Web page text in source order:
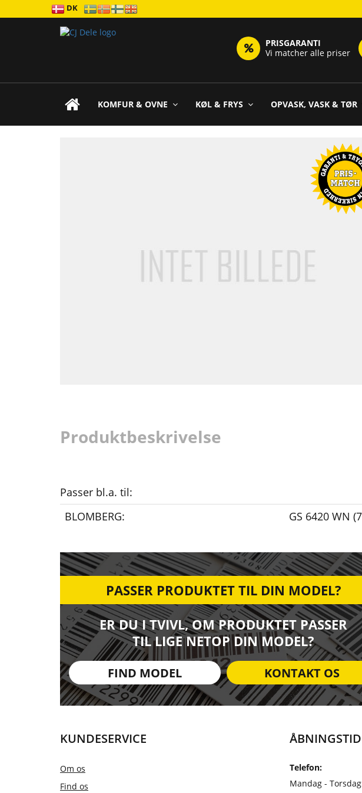
DK
PRISGARANTI
Vi matcher alle priser
KOMFUR & OVNE KØL & FRYS OPVASK, VASK & TØR
Produktbeskrivelse
Passer bl.a. til:
BLOMBERG:
GS 6420 WN
PASSER PRODUKTET TIL DIN MODEL?
ER DU I TVIVL, OM PRODUKTET PASSER
TIL LIGE NETOP DIN MODEL?
FIND MODEL KONTAKT OS
KUNDESERVICE
Om os
Find os
Telefon:
Mandag -